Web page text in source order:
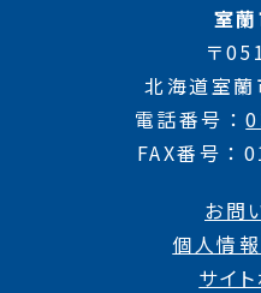
室
〒
北海道室
電話番号
FAX番号
お問
個人情
サイ